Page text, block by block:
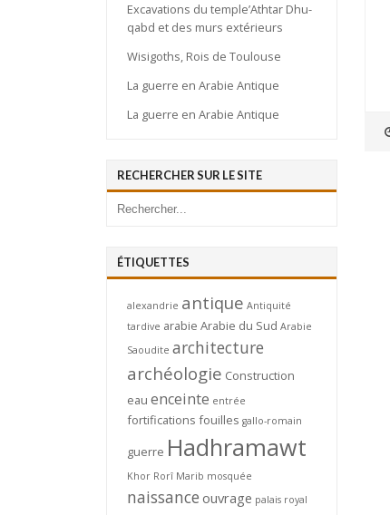
Excavations du temple’Athtar Dhu-
qabd et des murs extérieurs
Wisigoths, Rois de Toulouse
La guerre en Arabie Antique
La guerre en Arabie Antique
RECHERCHER SUR LE SITE
ÉTIQUETTES
alexandrie antique Antiquité
tardive arabie Arabie du Sud Arabie
Saoudite architecture
archéologie Construction
eau enceinte entrée
fortifications fouilles gallo-romain
guerre Hadhramawt
Khor Rorî Marib mosquée
naissance ouvrage palais royal